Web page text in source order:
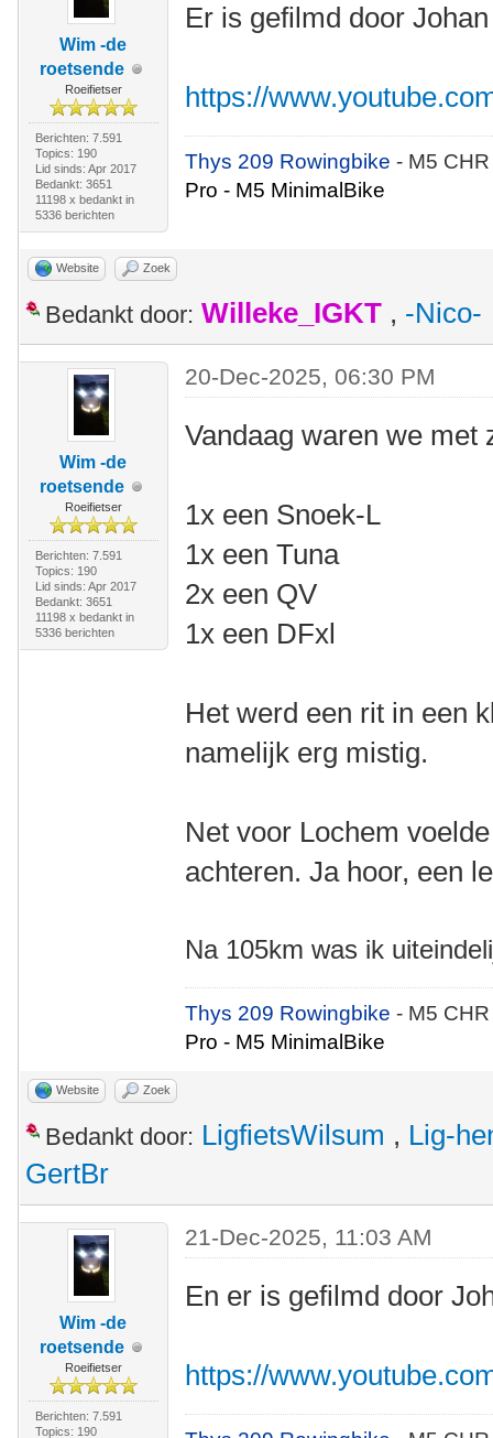
Wim -de
roetsende
Roeifietser
Berichten: 7.591
Topics: 190
Lid sinds: Apr 2017
Bedankt: 3651
11198 x bedankt in
5336 berichten
Er is gefilmd door
https://
Thys 209 Rowingbike- M5
Pro - M5 MinimalBike
Website Zoek
Bedankt door: Willeke_IGKT , -Nico-
Wim -de
roetsende
Roeifietser
Berichten: 7.591
Topics: 190
Lid sinds: Apr 2017
Bedankt: 3651
11198 x bedankt in
5336 berichten
20-Dec-2025, 06:30 PM
Vandaag waren we met
1x een Snoek-L
1x een Tuna
2x een QV
1x een DFxl
Het werd een rit in een
namelijk erg mistig.
Net voor Lochem
achteren. Ja hoor, een
Na 105km was ik
Thys 209 Rowingbike- M5
Pro - M5 MinimalBike
Website Zoek
Bedankt door: LigfietsWilsum , Lig-
GertBr
Wim -de
roetsende
Roeifietser
Berichten: 7.591
Topics: 190
21-Dec-2025, 11:03 AM
En er is gefilmd door
https://